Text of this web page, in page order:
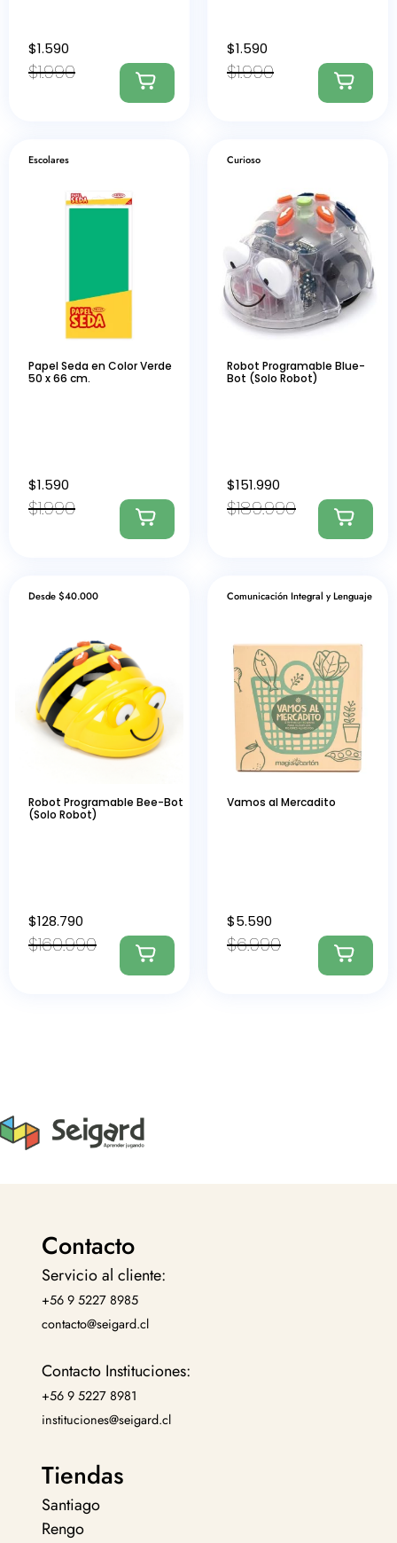
$1.990
$1.590
$1.990
$1.590
Escolares
Papel Seda en Color Verde
50 x 66 cm.
$1.990
$1.590
Curioso
Robot Programable Blue-
Bot (Solo Robot)
$189.990
$151.990
Desde $40.000
Robot Programable Bee-Bot
(Solo Robot)
$160.990
$128.790
Comunicación Integral y Lenguaje
Vamos al Mercadito
$6.990
$5.590
Contacto
Servicio al cliente:
+56 9 5227 8985
contacto@seigard.cl
Contacto Instituciones:
+56 9 5227 8981
instituciones@seigard.cl
Tiendas
Santiago
Rengo